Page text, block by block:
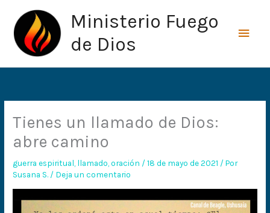
contenido
Ministerio Fuego
de Dios
Tienes un llamado de Dios:
abre camino
guerra espiritual llamado ,oración /18 de mayo de 2021 / Por
Susana S. / Deja un comentario